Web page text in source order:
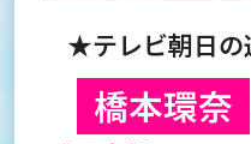
★テレビ朝日の
橋本環奈